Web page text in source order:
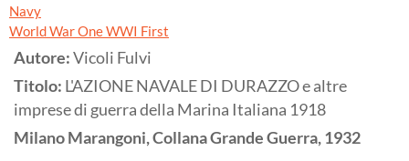
Navy
World War One WWI First
Autore:Vicoli Fulvi
Titolo: L'AZIONE NAVALE DI DURAZZO e altre
imprese di guerra della Marina Italiana 1918
MilanoMarangoni, Collana Grande Guerra,1932